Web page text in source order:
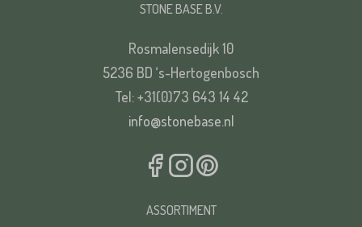
VERSTUREN
STONE BASE B.V.
Rosmalensedijk 10
5236 BD ‘s-Hertogenbosch
Tel: +31(0)73 643 14 42
info@stonebase.nl
ASSORTIMENT